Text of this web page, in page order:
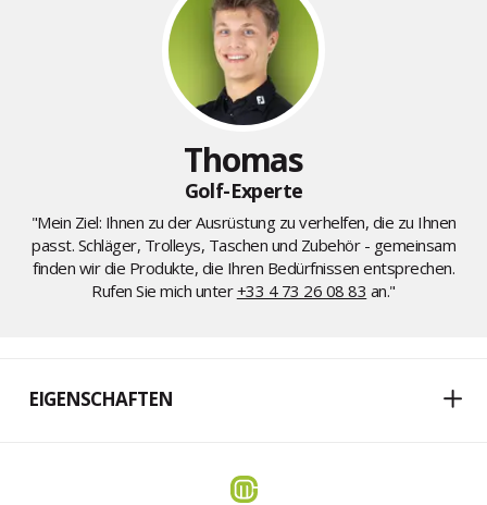
Thomas
Golf-Experte
"Mein Ziel: Ihnen zu der Ausrüstung zu verhelfen, die zu Ihnen
passt. Schläger, Trolleys, Taschen und Zubehör - gemeinsam
finden wir die Produkte, die Ihren Bedürfnissen entsprechen.
Rufen Sie mich unter+33 4 73 26 08 83 an."
EIGENSCHAFTEN